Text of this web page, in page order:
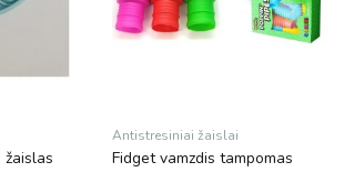
žaislas
Antistresiniai žaislai
Fidget vamzdis tampomas